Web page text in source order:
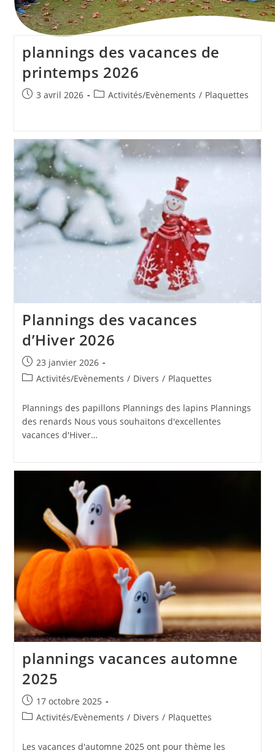
plannings des vacances de
printemps 2026
Publication
3 avril 2026
PostActivités/Evènements / Plaquettes
Plannings des vacances
d’Hiver 2026
Publication
publiée :
23 janvier 2026
PostActivités/Evènements / Divers / Plaquettes
Plannings des papillons Plannings des lapins Plannings
des renards Nous vous souhaitons d'excellentes
vacances d'Hiver…
plannings vacances automne
2025
Publication
publiée :
17 octobre 2025
PostActivités/Evènements / Divers / Plaquettes
Les vacances d'automne 2025 ont pour thème les